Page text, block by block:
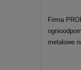
Firma
metalowe